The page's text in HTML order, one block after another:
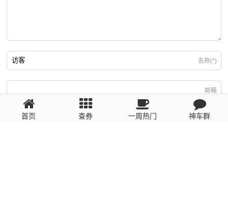
名称(*)
邮箱
回复需填写必要信息
首页 查券 一周热门 神车群